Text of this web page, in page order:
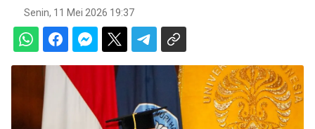
Senin, 11 Mei 2026 19:37